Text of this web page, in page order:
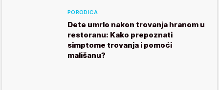
PORODICA
Dete umrlo nakon trovanja hranom u
restoranu: Kako prepoznati
simptome trovanja i pomoći
mališanu?